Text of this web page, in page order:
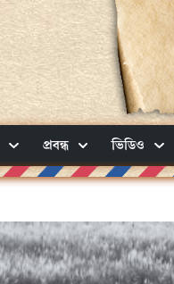
প্রবন্ধ ভিডিও